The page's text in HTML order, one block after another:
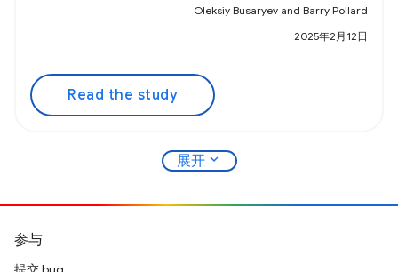
Oleksiy Busaryev and Barry Pollard
2025年2月12日
Read the study
展开 expand_more
参与